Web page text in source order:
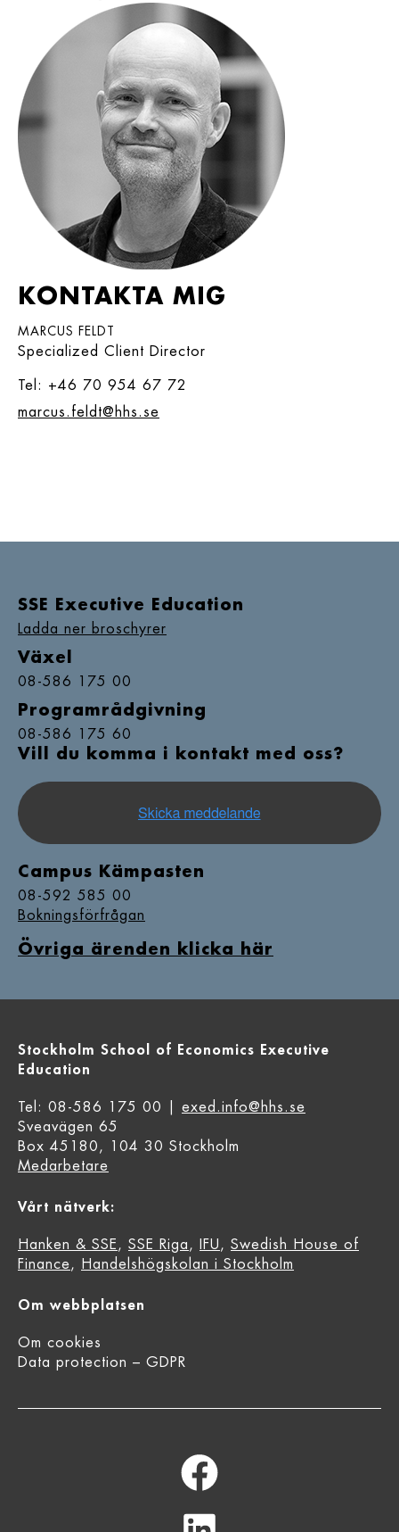
KONTAKTA MIG
MARCUS FELDT
Specialized Client Director
Tel: +46 70 954 67 72
marcus.feldt@hhs.se
SSE Executive Education
Ladda ner broschyrer
Växel
08-586 175 00
Programrådgivning
08-586 175 60
Vill du komma i kontakt med oss?
Campus Kämpasten
08-592 585 00
Bokningsförfrågan
Övriga ärenden klicka här
Stockholm School of Economics Executive
Education
Tel: 08-586 175 00 | exed.info@hhs.se
Sveavägen 65
Box 45180, 104 30 Stockholm
Medarbetare
Vårt nätverk:
Hanken & SSE , SSE Riga , IFU , Swedish House of
Finance, Handelshögskolan i Stockholm
Om webbplatsen
Om cookies
Data protection – GDPR